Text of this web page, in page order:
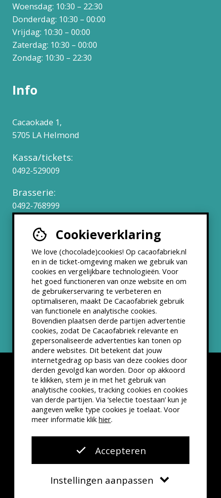
Cookieverklaring
We love (chocolade)cookies! Op cacaofabriek.nl
en in de ticket-omgeving maken we gebruik van
cookies en vergelijkbare technologieën. Voor
het goed functioneren van onze website en om
de gebruikerservaring te verbeteren en
optimaliseren, maakt De Cacaofabriek gebruik
van functionele en analytische cookies.
Bovendien plaatsen derde partijen advertentie
cookies, zodat De Cacaofabriek relevante en
gepersonaliseerde advertenties kan tonen op
andere websites. Dit betekent dat jouw
internetgedrag op basis van deze cookies door
derden gevolgd kan worden. Door op akkoord
te klikken, stem je in met het gebruik van
analytische cookies, tracking cookies en cookies
van derde partijen. Via ‘selectie toestaan’ kun je
aangeven welke type cookies je toelaat. Voor
meer informatie klik hier.
Accepteren
Instellingen aanpassen
Woensdag: 10:30 – 22:30
Donderdag: 10:30 – 00:00
Vrijdag: 10:30 – 00:00
Zaterdag: 10:30 – 00:00
Zondag: 10:30 – 22:30
Info
Cacaokade 1,
5705 LA Helmond
Kassa/tickets:
0492-529009
Brasserie:
0492-768999
Werken bij
Partners & Samenwerkingen
ANBI status
Nieuwsbrief
Disclaimer Privacyverklaring
Kleine lettertjes
VSCD Bezoekersvoorwaarden
Website doorThe Cre8ion.Lab